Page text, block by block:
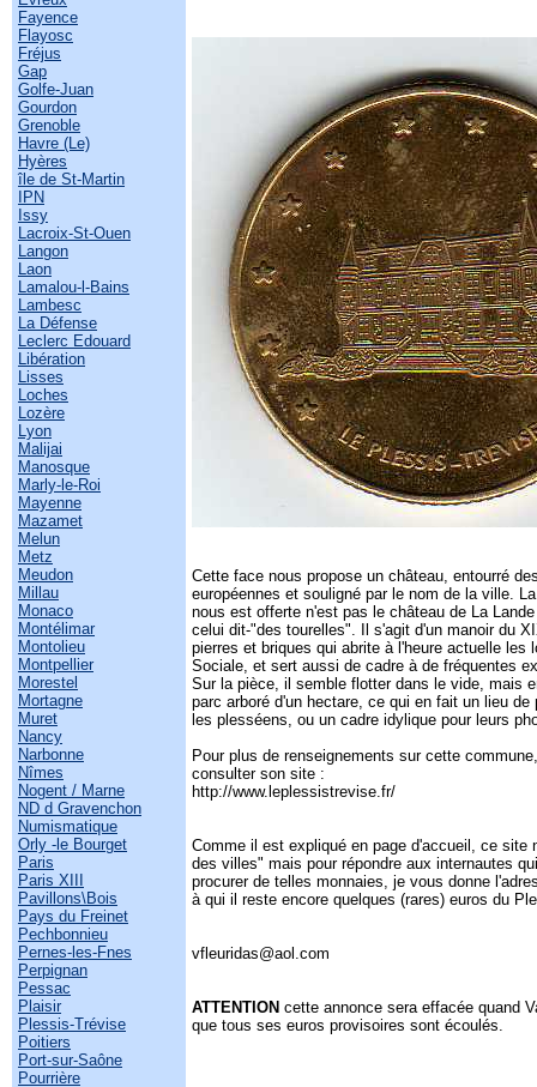
Fayence
Flayosc
Fréjus
Gap
Golfe-Juan
Gourdon
Grenoble
Havre (Le)
Hyères
île de St-Martin
IPN
Issy
Lacroix-St-Ouen
Langon
Laon
Lamalou-l-Bains
Lambesc
La Défense
Leclerc Edouard
Libération
Lisses
Loches
Lozère
Lyon
Malijai
Manosque
Marly-le-Roi
Mayenne
Mazamet
Melun
Metz
Meudon
Millau
Monaco
Montélimar
Montolieu
Montpellier
Morestel
Mortagne
Muret
Nancy
Narbonne
Nîmes
Nogent / Marne
ND d Gravenchon
Numismatique
Orly -le Bourget
Paris
Paris XIII
Pavillons\Bois
Pays du Freinet
Pechbonnieu
Pernes-les-Fnes
Perpignan
Pessac
Plaisir
Plessis-Trévise
Poitiers
Port-sur-Saône
Pourrière
Cette face nous propose un château, entourré
européennes et souligné par le nom de la ville.
nous est offerte n'est pas le château de La
celui dit-"des tourelles". Il s'agit d'un manoir du
pierres et briques qui abrite à l'heure actuelle les
Sociale, et sert aussi de cadre à de fréquentes
Sur la pièce, il semble flotter dans le vide, mais
parc arboré d'un hectare, ce qui en fait un lieu de
les plesséens, ou un cadre idylique pour leurs
Pour plus de renseignements sur cette
consulter son site :
http://www.leplessistrevise.fr/
Comme il est expliqué en page d'accueil, ce site
des villes" mais pour répondre aux internautes
procurer de telles monnaies, je vous donne
à qui il reste encore quelques (rares) euros du
vfleuridas@aol.com
ATTENTION cette annonce sera effacée quand
que tous ses euros provisoires sont écoulés.